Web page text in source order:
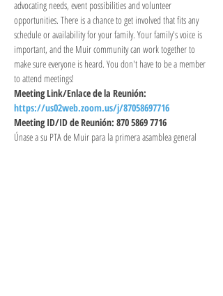
advocating needs, event possibilities and volunteer
opportunities. There is a chance to get involved that fits any
schedule or availability for your family. Your family's voice is
important, and the Muir community can work together to
make sure everyone is heard. You don't have to be a member
to attend meetings!
Meeting Link/Enlace de la Reunión:
https://us02web.zoom.us/j/87058697716
Meeting ID/ID de Reunión: 870 5869 7716
Únase a su PTA de Muir para la primera asamblea general